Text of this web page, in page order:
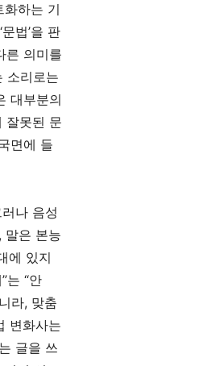
하는 기
법’을 판
른 의미를
소리로는
대부분의
잘못된 문
면에 들
나 음성
말은 본능
에 있지
는 “안
라, 맞춤
변화사는
글을 쓰